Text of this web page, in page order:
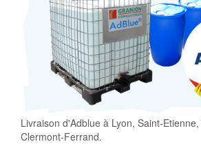
Livraison d'Adblue à Lyon, Saint-
Clermont-Ferrand.